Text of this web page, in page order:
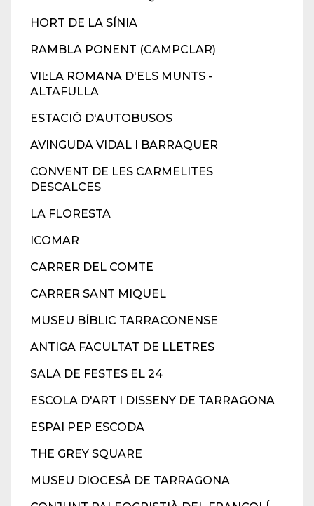
HORT DE LA SÍNIA
RAMBLA PONENT (CAMPCLAR)
VIL·LA ROMANA D'ELS MUNTS -
ALTAFULLA
ESTACIÓ D'AUTOBUSOS
AVINGUDA VIDAL I BARRAQUER
CONVENT DE LES CARMELITES
DESCALCES
LA FLORESTA
ICOMAR
CARRER DEL COMTE
CARRER SANT MIQUEL
MUSEU BÍBLIC TARRACONENSE
ANTIGA FACULTAT DE LLETRES
SALA DE FESTES EL 24
ESCOLA D'ART I DISSENY DE TARRAGONA
ESPAI PEP ESCODA
THE GREY SQUARE
MUSEU DIOCESÀ DE TARRAGONA